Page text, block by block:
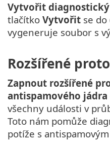
Vytvořit
tlačítko Vytvořit se do
vygeneruje soubor s
Rozšířené
Zapnout rozšířené
antispamového jádra
všechny události v
Toto nám pomůže
potíže s